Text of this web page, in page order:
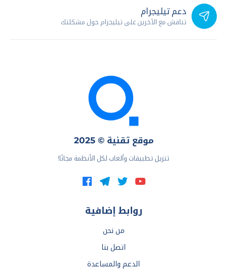
دعم تيليجرام
تناقش مع الآخرين على تيليجرام حول مشكلتك
موقع تقنية © 2025
تنزيل تطبيقات وألعاب لكل الأنظمة مجانًا!
روابط إضافية
من نحن
اتصل بنا
الدعم والمساعدة